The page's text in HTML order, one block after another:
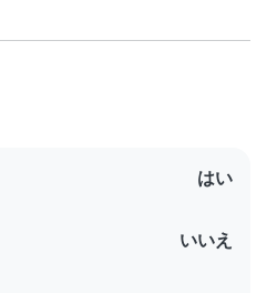
はい
いいえ